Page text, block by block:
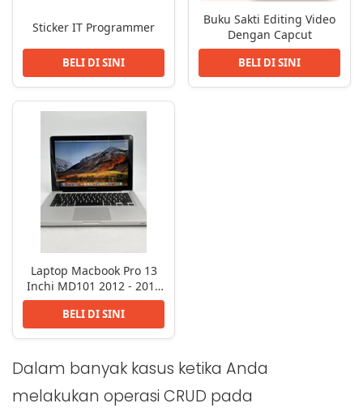
Sticker IT Programmer
BELI DI SINI
Buku Sakti Editing Video
Dengan Capcut
BELI DI SINI
Laptop Macbook Pro 13
Inchi MD101 2012 - 2015
Core i5 8GB
BELI DI SINI
Dalam banyak kasus ketika Anda
melakukan operasi CRUD pada